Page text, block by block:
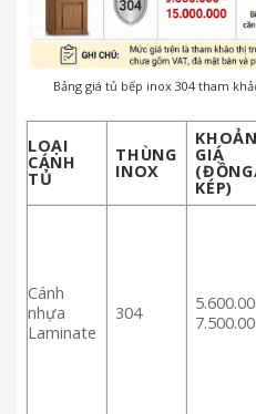
Bảng giá tủ bếp inox 304 tham
LOẠI
CÁNH
TỦ
THÙNG
INOX
GIÁ
KÉP)
Cánh
nhựa
Laminate
304